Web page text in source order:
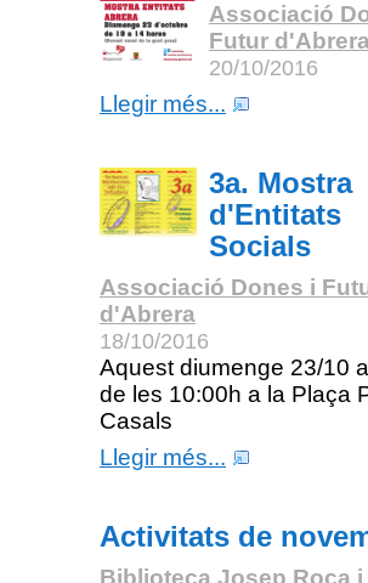
Associació
Futur
20/10/2016
Llegir més...
3a. Mostra
d'Entitats
Socials
Associació Dones i
d'Abrera
18/10/2016
Aquest diumenge 23/10
de les 10:00h a la Plaça
Casals
Llegir més...
Activitats de
Biblioteca Josep Roca